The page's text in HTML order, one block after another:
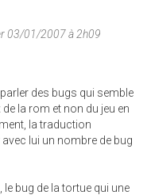
03/01/2007 à 2h09
des bugs qui semble
la rom et non du jeu en
la traduction
lui un nombre de bug
bug de la tortue qui une